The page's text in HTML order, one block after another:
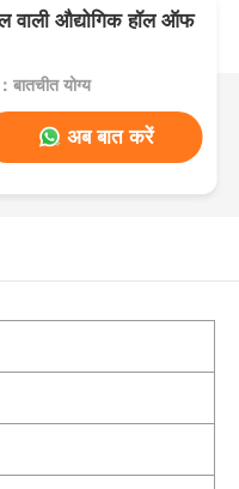
वाली औद्योगिक हॉल ऑफ
बातचीत योग्य
अब बात करें